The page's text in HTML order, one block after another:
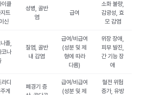
이클
트
신
성병, 골반
염
급여
소화 불량,
감광성, 효
모 감염
졸,
코나
질염, 골반
내 감염
급여/비급여
(성분 및 제
형에 따라
다름)
위장 장애,
피부 발진,
간 기능 장
애
디
게
폐경기 증
급여/비급여
(성분 및 제
혈전 위험
증가, 유방